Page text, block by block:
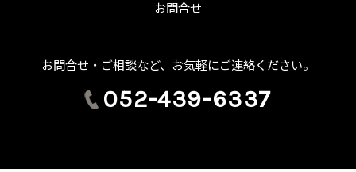
お問合せ
お問合せ・ご相談など、お気軽にご連絡ください。
052-439-6337